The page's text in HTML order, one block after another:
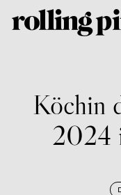
Köchin
2024